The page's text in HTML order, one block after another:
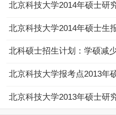
北京科技大学2014年硕士研
北科硕士招生计划：学硕减